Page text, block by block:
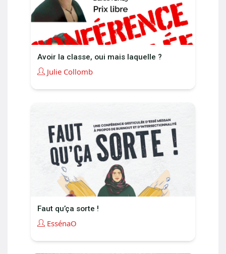
Avoir la classe, oui mais laquelle ?
Julie Collomb
Faut qu’ça sorte !
EssénaO